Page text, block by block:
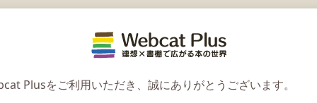
Plusをご利用いただき、誠にありがとうございます。